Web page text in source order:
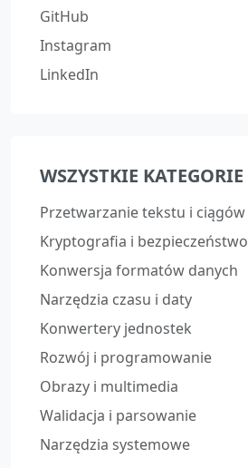
GitHub
Instagram
LinkedIn
WSZYSTKIE KATEGORIE
Przetwarzanie tekstu i ciągów
Kryptografia i bezpieczeństwo
Konwersja formatów danych
Narzędzia czasu i daty
Konwertery jednostek
Rozwój i programowanie
Obrazy i multimedia
Walidacja i parsowanie
Narzędzia systemowe